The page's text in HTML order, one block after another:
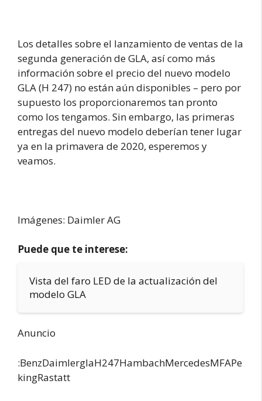
Los detalles sobre el lanzamiento de ventas de la
segunda generación de GLA, así como más
información sobre el precio del nuevo modelo
GLA (H 247) no están aún disponibles – pero por
supuesto los proporcionaremos tan pronto
como los tengamos. Sin embargo, las primeras
entregas del nuevo modelo deberían tener lugar
ya en la primavera de 2020, esperemos y
veamos.
Imágenes: Daimler AG
Puede que te interese:
Vista del faro LED de la actualización del
modelo GLA
Anuncio
:BenzDaimlerglaH247HambachMercedesMFAPe
kingRastatt